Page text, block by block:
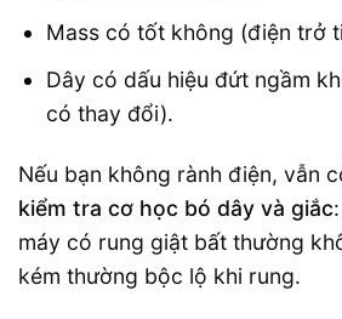
Mass có tốt không (điện trở
Dây có dấu hiệu đứt ngầm
có thay đổi).
Nếu bạn không rành điện, vẫn
kiểm tra cơ học bó dây và giắc
máy có rung giật bất thường
kém thường bộc lộ khi rung.